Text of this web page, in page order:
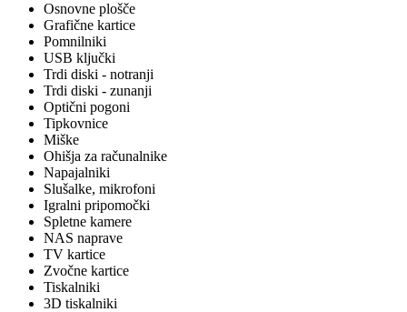
Osnovne plošče
Grafične kartice
Pomnilniki
USB ključki
Trdi diski - notranji
Trdi diski - zunanji
Optični pogoni
Tipkovnice
Miške
Ohišja za računalnike
Napajalniki
Slušalke, mikrofoni
Igralni pripomočki
Spletne kamere
NAS naprave
TV kartice
Zvočne kartice
Tiskalniki
3D tiskalniki